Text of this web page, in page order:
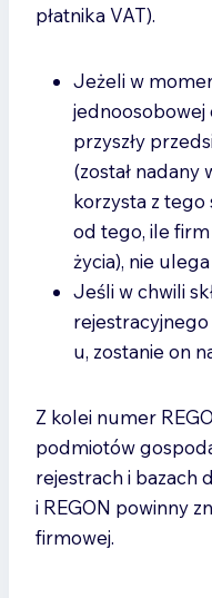
płatnika VAT).
Jeżeli w
jednoosobowej
przyszły
(został nadany
korzysta z tego
od tego, ile firm
życia), nie
Jeśli w chwili
rejestracyjnego
u, zostanie on
Z kolei numer
podmiotów
rejestrach i bazach
i REGON powinny
firmowej.